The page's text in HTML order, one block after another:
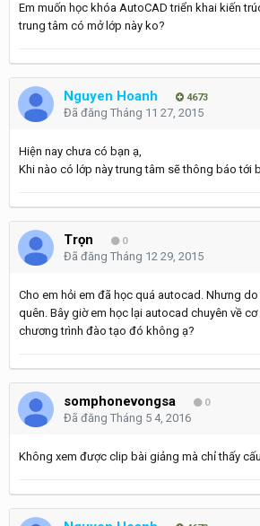
Em muốn học khóa AutoCAD triển khai kiến
trung tâm có mở lớp này ko?
Nguyen Hoanh 4673
Đã đăng Tháng 11 27, 2015
Hiện nay chưa có bạn ạ,
Khi nào có lớp này trung tâm sẽ thông báo tới
Trọn 0
Đã đăng Tháng 12 29, 2015
Cho em hỏi em đã học quá autocad. Nhưng
quên. Bây giờ em học lại autocad chuyên về
chương trình đào tạo đó không ạ?
somphonevongsa 0
Đã đăng Tháng 5 4, 2016
Không xem được clip bài giảng mà chỉ thấy